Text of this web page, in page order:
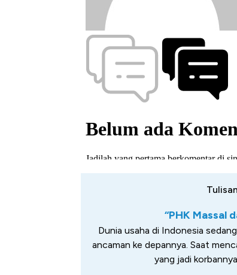
“PHK Massal
Dunia usaha di Indonesia
ancaman ke depannya. Saat
yang jadi